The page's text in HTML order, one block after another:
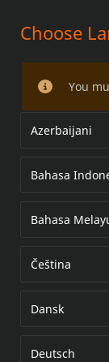
MOTOR
EIGHT
Choose
You
Azerbaijani
Bahasa
Bahasa
Čeština
Dansk
Deutsch